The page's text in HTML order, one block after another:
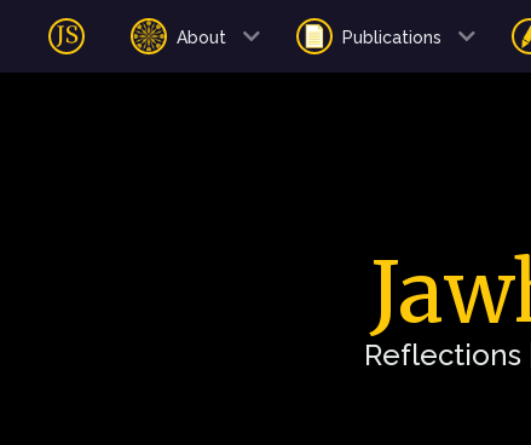
About Publications
Reflections